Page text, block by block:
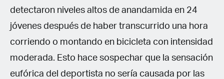
detectaron niveles altos de anandamida en 24
jóvenes después de haber transcurrido una hora
corriendo o montando en bicicleta con intensidad
moderada. Esto hace sospechar que la sensación
eufórica del deportista no sería causada por las